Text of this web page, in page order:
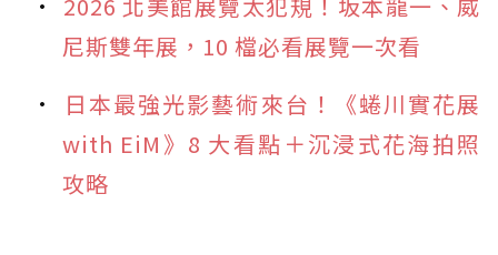
2026 北美館展覽太犯規！坂本龍一、威
尼斯雙年展，10 檔必看展覽一次看
日本最強光影藝術來台！《蜷川實花展
with EiM》8 大看點＋沉浸式花海拍照
攻略